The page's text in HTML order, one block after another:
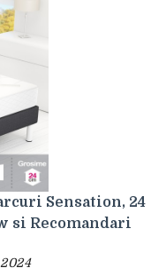
Sensation, 24
si Recomandari